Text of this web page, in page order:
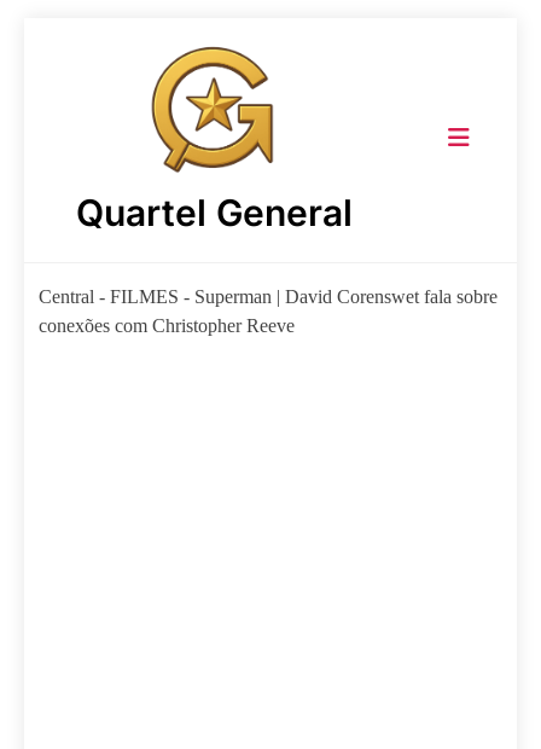
Quartel General
Central - FILMES - Superman | David Corenswet fala sobre
conexões com Christopher Reeve